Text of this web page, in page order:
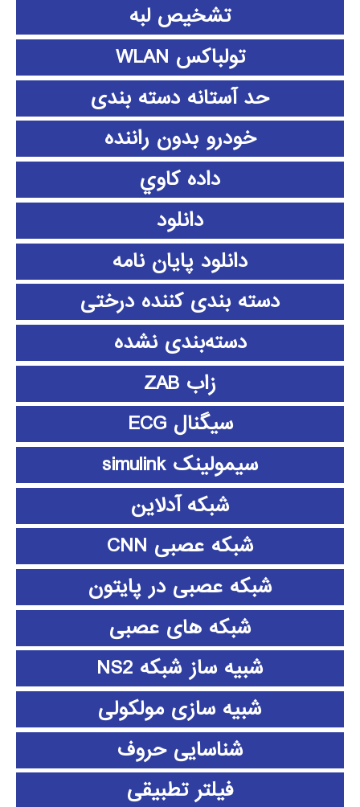
تشخیص لبه
تولباکس WLAN
حد آستانه دسته بندی
خودرو بدون راننده
داده كاوي
دانلود
دانلود پايان نامه
دسته بندی کننده درختی
دسته‌بندی نشده
زاب ZAB
سیگنال ECG
سیمولینک simulink
شبکه آدلاین
شبکه عصبی CNN
شبکه عصبی در پایتون
شبکه های عصبی
شبیه ساز شبکه NS2
شبیه سازی مولکولی
شناسایی حروف
فیلتر تطبیقی